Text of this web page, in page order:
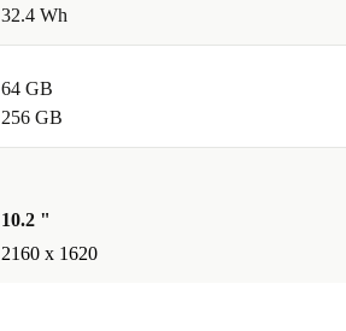
32.4 Wh
64 GB
256 GB
10.2 "
2160 x 1620